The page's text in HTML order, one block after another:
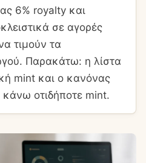
6% royalty και
σε αγορές
τιμούν τα
Παρακάτω: η λίστα
mint και ο κανόνας
οτιδήποτε mint.